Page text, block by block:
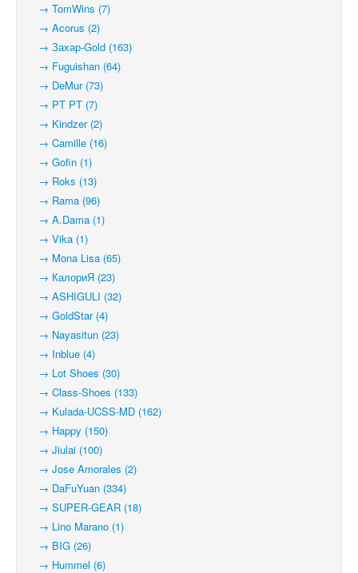
→ TomWins (7)
→ Acorus (2)
→ Захар-Gold (163)
→ Fuguishan (64)
→ DeMur (73)
→ PT PT (7)
→ Kindzer (2)
→ Camille (16)
→ Gofin (1)
→ Roks (13)
→ Rama (96)
→ A.Dama (1)
→ Vika (1)
→ Mona Lisa (65)
→ КалориЯ (23)
→ ASHIGULI (32)
→ GoldStar (4)
→ Nayasitun (23)
→ Inblue (4)
→ Lot Shoes (30)
→ Class-Shoes (133)
→ Kulada-UCSS-MD (162)
→ Happy (150)
→ Jiulai (100)
→ Jose Amorales (2)
→ DaFuYuan (334)
→ SUPER-GEAR (18)
→ Lino Marano (1)
→ BIG (26)
→ Hummel (6)